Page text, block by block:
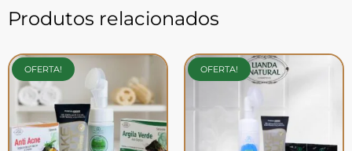
Produtos relacionados
OFERTA! OFERTA!